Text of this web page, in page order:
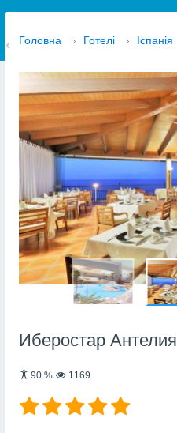
Головна › Готелі › Іспанія
Иберостар Антелия
90% 1169